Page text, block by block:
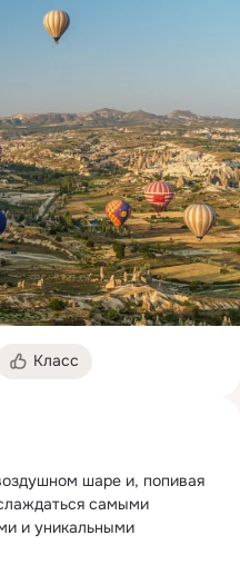
Класс
шаре и, попивая
самыми
и уникальными